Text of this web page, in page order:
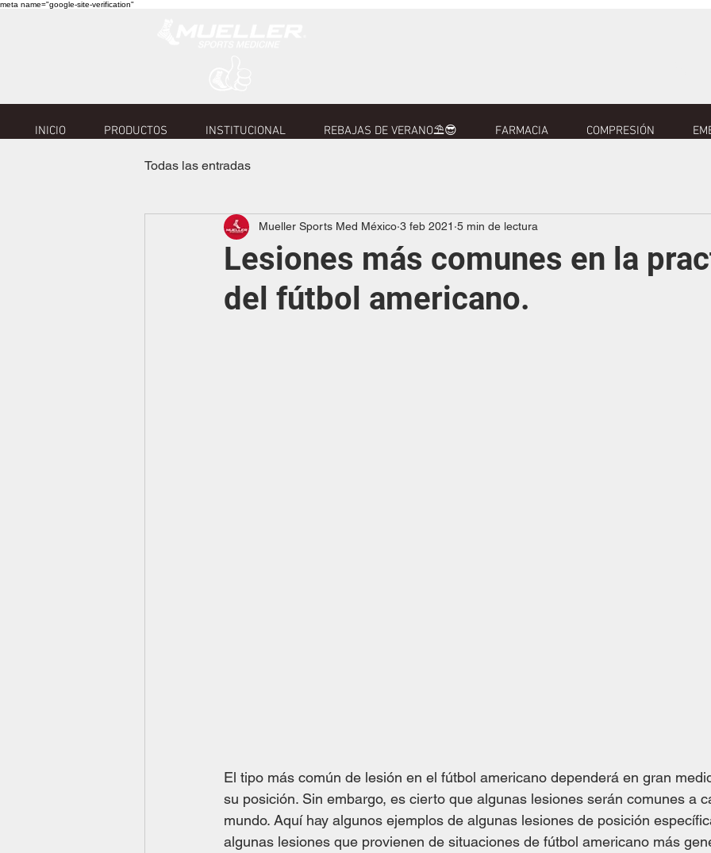
meta name="google-site-verification"
INICIO PRODUCTOS INSTITUCIONAL REBAJAS DE VERANO⛱️😎 FARMACIA COMPRESIÓN
Todas las entradas
Lesiones más comunes en la
del fútbol americano.
Mueller Sports Med México 3 feb 2021 5 min de lectura
El tipo más común de lesión en el fútbol americano dependerá en gran
su posición. Sin embargo, es cierto que algunas lesiones serán comunes a
mundo. Aquí hay algunos ejemplos de algunas lesiones de posición
algunas lesiones que provienen de situaciones de fútbol americano más